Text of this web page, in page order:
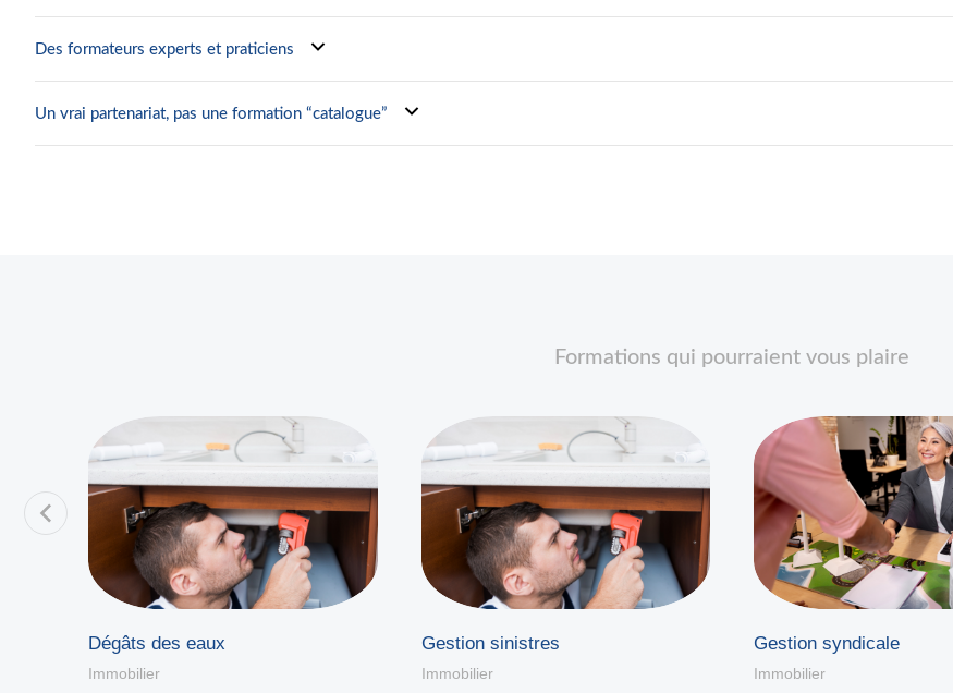
Des formateurs experts et praticiens
Un vrai partenariat, pas une formation “catalogue”
Formations qui pourraient vous plaire
Dégâts des eaux
Immobilier
Gestion sinistres
Immobilier
Gestion syndicale
Immobilier